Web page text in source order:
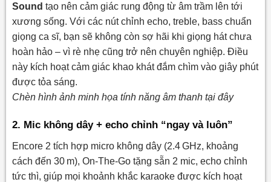
Sound tạo nên cảm giác rung động từ âm trầm lên tới
xương sống. Với các nút chỉnh echo, treble, bass chuẩn
giọng ca sĩ, bạn sẽ không còn sợ hãi khi giọng hát chưa
hoàn hảo – vì rè nhẹ cũng trở nên chuyên nghiệp. Điều
này kích hoạt cảm giác khao khát đắm chìm vào giây phút
được tỏa sáng.
Chèn hình ảnh minh họa tính năng âm thanh tại đây
2. Mic không dây + echo chỉnh “ngay và luôn”
Encore 2 tích hợp micro không dây (2.4 GHz, khoảng
cách đến 30 m), On‑The‑Go tặng sẵn 2 mic, echo chỉnh
tức thì, giúp mọi khoảnh khắc karaoke được kích hoạt